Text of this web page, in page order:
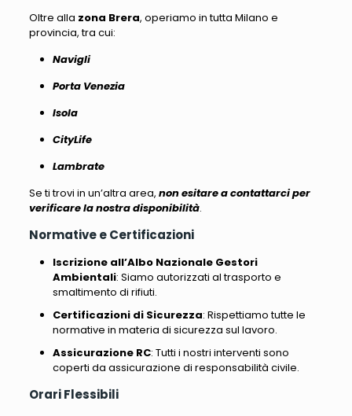
Oltre alla zona Brera, operiamo in tutta Milano e
provincia, tra cui:
Navigli
Porta Venezia
Isola
CityLife
Lambrate
Se ti trovi in un’altra area, non esitare a contattarci per
verificare la nostra disponibilità.
Normative e Certificazioni
Iscrizione all’Albo Nazionale Gestori
Ambientali: Siamo autorizzati al trasporto e
smaltimento di rifiuti.
Certificazioni di Sicurezza: Rispettiamo tutte le
normative in materia di sicurezza sul lavoro.
Assicurazione RC: Tutti i nostri interventi sono
coperti da assicurazione di responsabilità civile.
Orari Flessibili